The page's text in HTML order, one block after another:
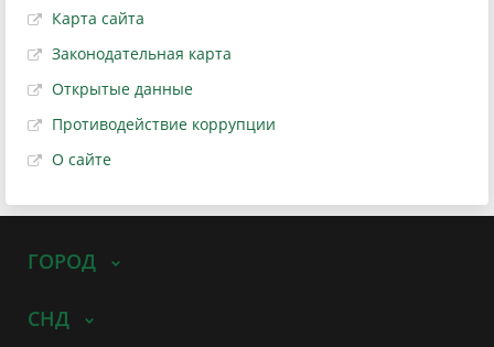
Карта сайта
Законодательная карта
Открытые данные
Противодействие коррупции
О сайте
ГОРОД
СНД